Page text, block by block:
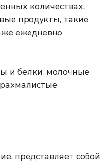
количествах,
продукты, такие
ежедневно
и белки, молочные
представляет собой